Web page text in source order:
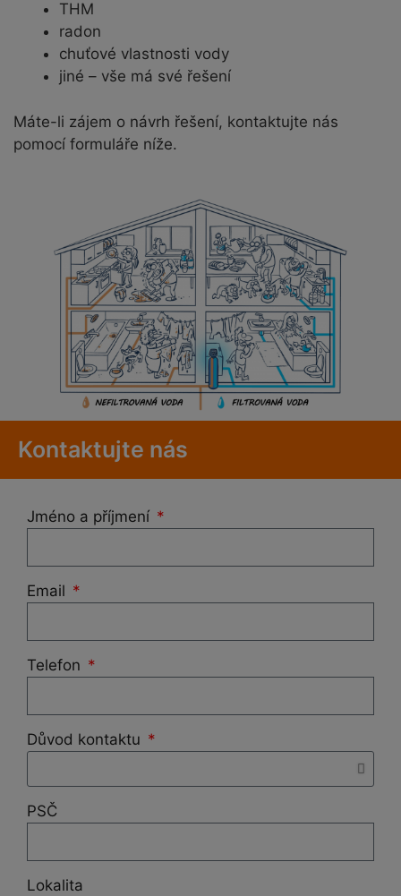
THM
radon
chuťové vlastnosti vody
jiné – vše má své řešení
Máte-li zájem o návrh řešení, kontaktujte nás
pomocí formuláře níže.
Kontaktujte nás
Jméno a příjmení
Email
Telefon
Důvod kontaktu
PSČ
Lokalita